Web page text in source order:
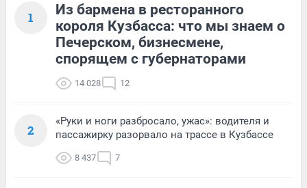
1
Из бармена в ресторанного
короля Кузбасса: что мы знаем о
Печерском, бизнесмене,
спорящем с губернаторами
14 028 12
2
«Руки и ноги разбросало, ужас»: водителя и
пассажирку разорвало на трассе в Кузбассе
8 437 7